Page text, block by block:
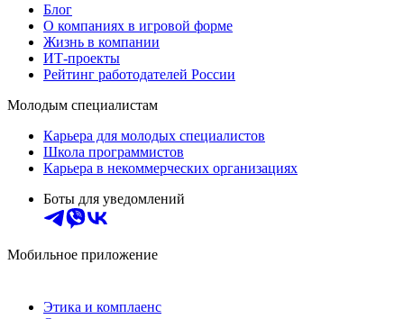
Блог
О компаниях в игровой форме
Жизнь в компании
ИТ-проекты
Рейтинг работодателей России
Молодым специалистам
Карьера для молодых специалистов
Школа программистов
Карьера в некоммерческих организациях
Боты для уведомлений
Мобильное приложение
Этика и комплаенс